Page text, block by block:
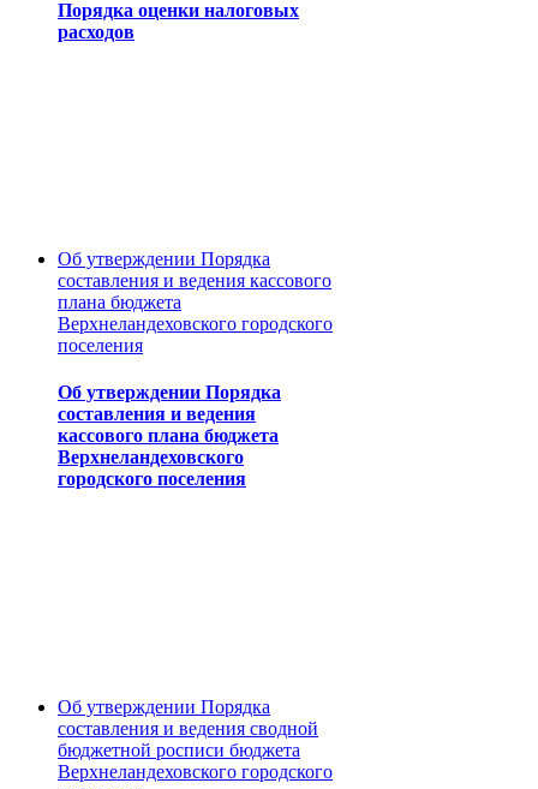
Порядка оценки налоговых
расходов
Об утверждении Порядка
составления и ведения кассового
плана бюджета
Верхнеландеховского городского
поселения
Об утверждении Порядка
составления и ведения
кассового плана бюджета
Верхнеландеховского
городского поселения
Об утверждении Порядка
составления и ведения сводной
бюджетной росписи бюджета
Верхнеландеховского городского